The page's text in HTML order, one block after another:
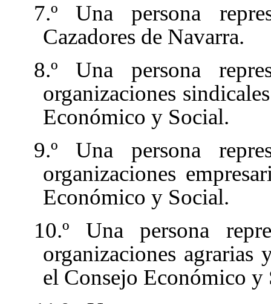
7.º Una persona
Cazadores de Navarra.
8.º Una persona
organizaciones
Económico y Social.
9.º Una persona
organizaciones
Económico y Social.
10.º Una persona
organizaciones agrarias
el Consejo Económico y